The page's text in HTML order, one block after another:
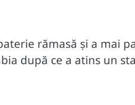
rămasă și a mai
după ce a atins un